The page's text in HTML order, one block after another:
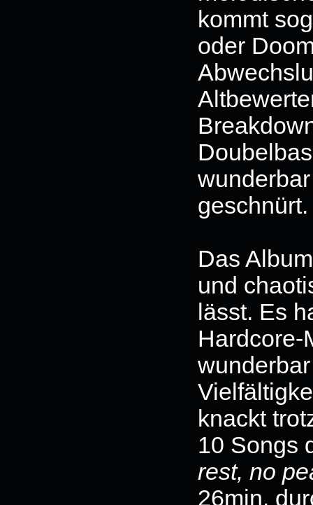
kommt
oder
geschnürt.
Das
und
lässt. Es
Hardcore-
knackt
10 Songs
rest, no
26min.